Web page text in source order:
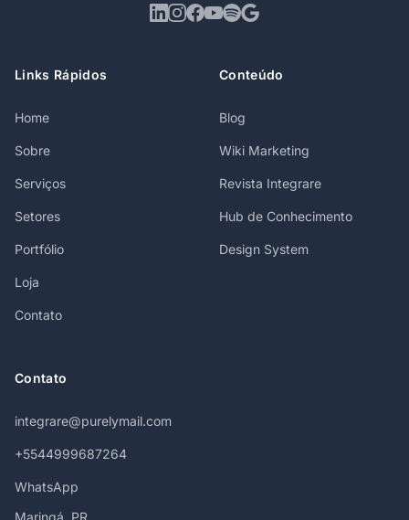
Links Rápidos
Home
Sobre
Serviços
Setores
Portfólio
Loja
Contato
Conteúdo
Blog
Wiki Marketing
Revista Integrare
Hub de Conhecimento
Design System
Contato
integrare@purelymail.com
+5544999687264
WhatsApp